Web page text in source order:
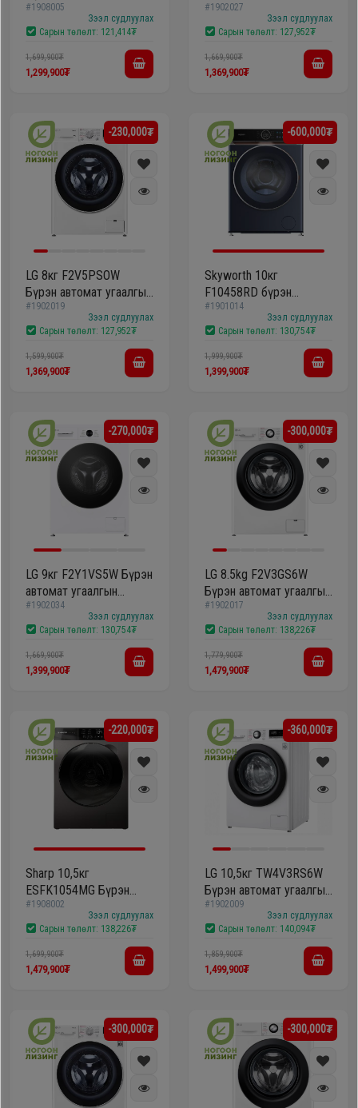
машин
#1908005
Зээл судлуулах
Сарын төлөлт: 121,414₮
1,699,900₮
1,299,900₮
машин
#1902027
Зээл судлуулах
Сарын төлөлт: 127,952₮
1,669,900₮
1,369,900₮
-230,000₮
LG 8кг F2V5PSOW
Бүрэн автомат угаалгын
машин
#1902019
Зээл судлуулах
Сарын төлөлт: 127,952₮
1,599,900₮
1,369,900₮
-600,000₮
Skyworth 10кг
F10458RD бүрэн
автомат угаалгын
машин
#1901014
Зээл судлуулах
Сарын төлөлт: 130,754₮
1,999,900₮
1,399,900₮
-270,000₮
LG 9кг F2Y1VS5W Бүрэн
автомат угаалгын
машин
#1902034
Зээл судлуулах
Сарын төлөлт: 130,754₮
1,669,900₮
1,399,900₮
-300,000₮
LG 8.5kg F2V3GS6W
Бүрэн автомат угаалгын
машин
#1902017
Зээл судлуулах
Сарын төлөлт: 138,226₮
1,779,900₮
1,479,900₮
-220,000₮
Sharp 10,5кг
ESFK1054MG Бүрэн
автомат угаалгын
машин
#1908002
Зээл судлуулах
Сарын төлөлт: 138,226₮
1,699,900₮
1,479,900₮
-360,000₮
LG 10,5кг TW4V3RS6W
Бүрэн автомат угаалгын
машин
#1902009
Зээл судлуулах
Сарын төлөлт: 140,094₮
1,859,900₮
1,499,900₮
-300,000₮ -300,000₮